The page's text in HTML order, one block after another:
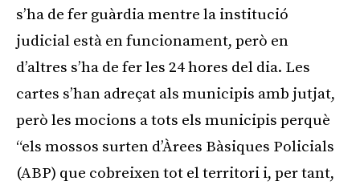
s’ha de fer guàrdia mentre la institució
judicial està en funcionament, però en
d’altres s’ha de fer les 24 hores del dia. Les
cartes s’han adreçat als municipis amb jutjat,
però les mocions a tots els municipis perquè
“els mossos surten d’Àrees Bàsiques Policials
(ABP) que cobreixen tot el territori i, per tant,